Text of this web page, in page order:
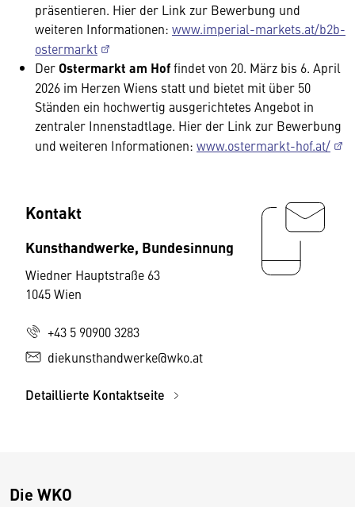
präsentieren. Hier der Link zur Bewerbung und
weiteren Informationen: www.imperial-markets.at/b2b-
ostermarkt
Der Ostermarkt am Hoffindet von 20. März bis 6. April
2026 im Herzen Wiens statt und bietet mit über 50
Ständen ein hochwertig ausgerichtetes Angebot in
zentraler Innenstadtlage. Hier der Link zur Bewerbung
und weiteren Informationen: www.ostermarkt-hof.at/
Kontakt
Kunsthandwerke, Bundesinnung
Wiedner Hauptstraße 63
1045 Wien
+43 5 90900 3283
diekunsthandwerke@wko.at
Detaillierte Kontaktseite
Die WKO